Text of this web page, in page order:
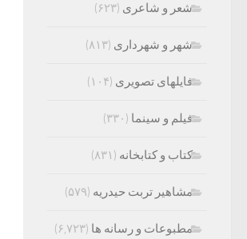
شعر و شاعری (۶۲۳)
شهر و شهرداری (۸۱۳)
فایلهای تصویری (۱۰۴)
فیلم و سینما (۳۳۰)
کتاب و کتابخانه (۸۳۱)
مشاهیر تربت حیدریه (۵۷۹)
مطبوعات و رسانه ها (۶,۷۲۳)